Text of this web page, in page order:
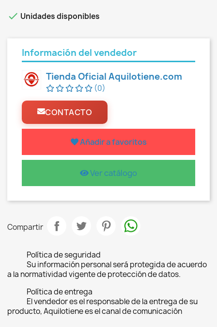
 Unidades disponibles
Información del vendedor
Tienda Oficial Aquilotiene.com
(0)
CONTACTO
Añadir a favoritos
Ver catálogo
Compartir
Política de seguridad
Su información personal será protegida de acuerdo
a la normatividad vigente de protección de datos.
Política de entrega
El vendedor es el responsable de la entrega de su
producto, Aquilotiene es el canal de comunicación